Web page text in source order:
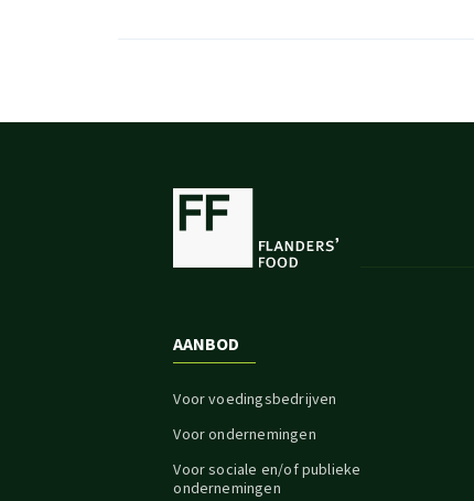
AANBOD
Voor voedingsbedrijven
Voor ondernemingen
Voor sociale en/of publieke
ondernemingen